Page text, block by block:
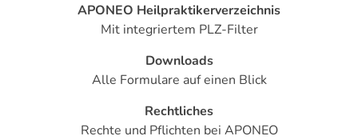
APONEO Heilpraktikerverzeichnis
Mit integriertem PLZ-Filter
Downloads
Alle Formulare auf einen Blick
Rechtliches
Rechte und Pflichten bei APONEO